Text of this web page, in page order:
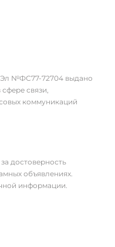
№ФС77-72704 выдано
связи,
коммуникаций
достоверность
объявлениях.
информации.